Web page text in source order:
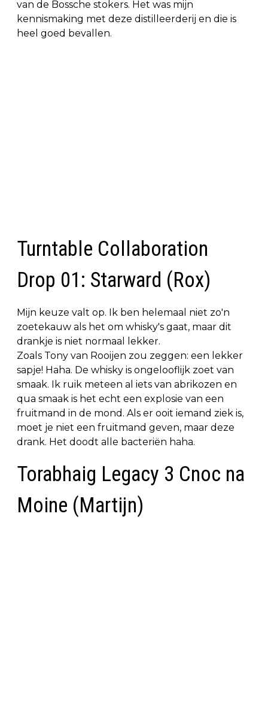
van de Bossche stokers. Het was mijn
kennismaking met deze distilleerderij en die is
heel goed bevallen.
Turntable Collaboration
Drop 01: Starward (Rox)
Mijn keuze valt op. Ik ben helemaal niet zo'n
zoetekauw als het om whisky's gaat, maar dit
drankje is niet normaal lekker.
Zoals Tony van Rooijen zou zeggen: een lekker
sapje! Haha. De whisky is ongelooflijk zoet van
smaak. Ik ruik meteen al iets van abrikozen en
qua smaak is het echt een explosie van een
fruitmand in de mond. Als er ooit iemand ziek is,
moet je niet een fruitmand geven, maar deze
drank. Het doodt alle bacteriën haha.
Torabhaig Legacy 3 Cnoc na
Moine (Martijn)